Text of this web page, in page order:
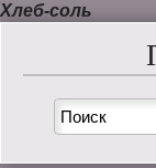
Хлеб-соль